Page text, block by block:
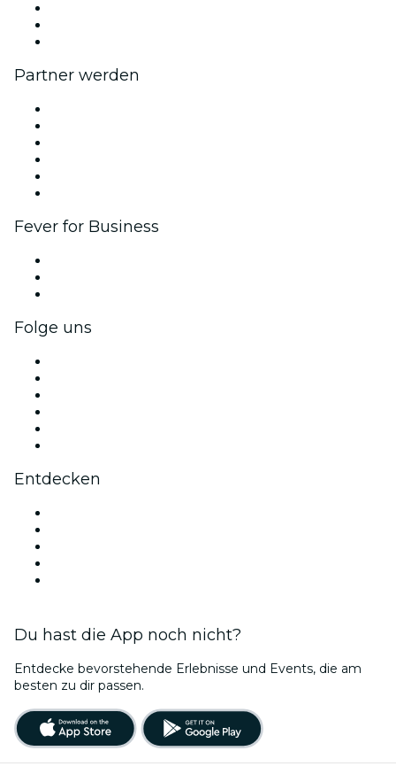
Partner werden
Fever for Business
Folge uns
Entdecken
Du hast die App noch nicht?
Entdecke bevorstehende Erlebnisse und Events, die am
besten zu dir passen.